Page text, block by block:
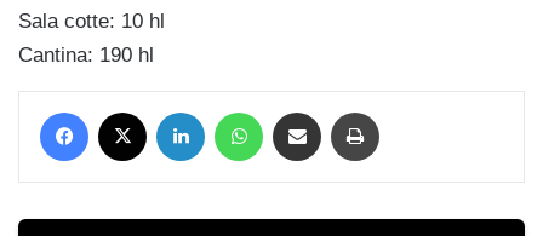
Sala cotte: 10 hl
Cantina: 190 hl
Facebook LinkedIn WhatsApp Condividi via mail